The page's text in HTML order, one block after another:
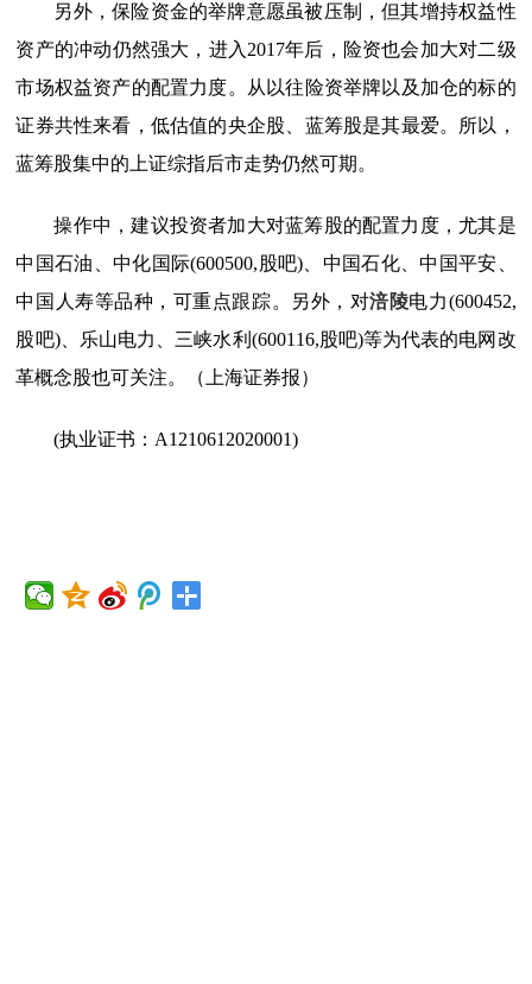
另外，保险资金的举牌意愿虽被压制，但其增持权益性
资产的冲动仍然强大，进入2017年后，险资也会加大对二级
市场权益资产的配置力度。从以往险资举牌以及加仓的标的
证券共性来看，低估值的央企股、蓝筹股是其最爱。所以，
蓝筹股集中的上证综指后市走势仍然可期。
操作中，建议投资者加大对蓝筹股的配置力度，尤其是
中国石油、中化国际(600500,股吧)、中国石化、中国平安、
中国人寿等品种，可重点跟踪。另外，对涪陵电力(600452,
股吧)、乐山电力、三峡水利(600116,股吧)等为代表的电网改
革概念股也可关注。（上海证券报）
(执业证书：A1210612020001)